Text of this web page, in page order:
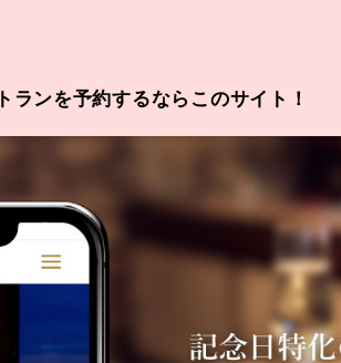
ランを予約するならこのサイト！